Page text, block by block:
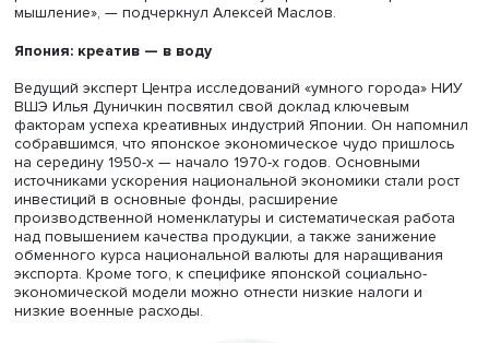
Фото: iStock
По словам Алексея Маслова, многие интересные идеи
«просто задохнулись бы», если бы не три составляющие
успеха: организация экономической поддержки,